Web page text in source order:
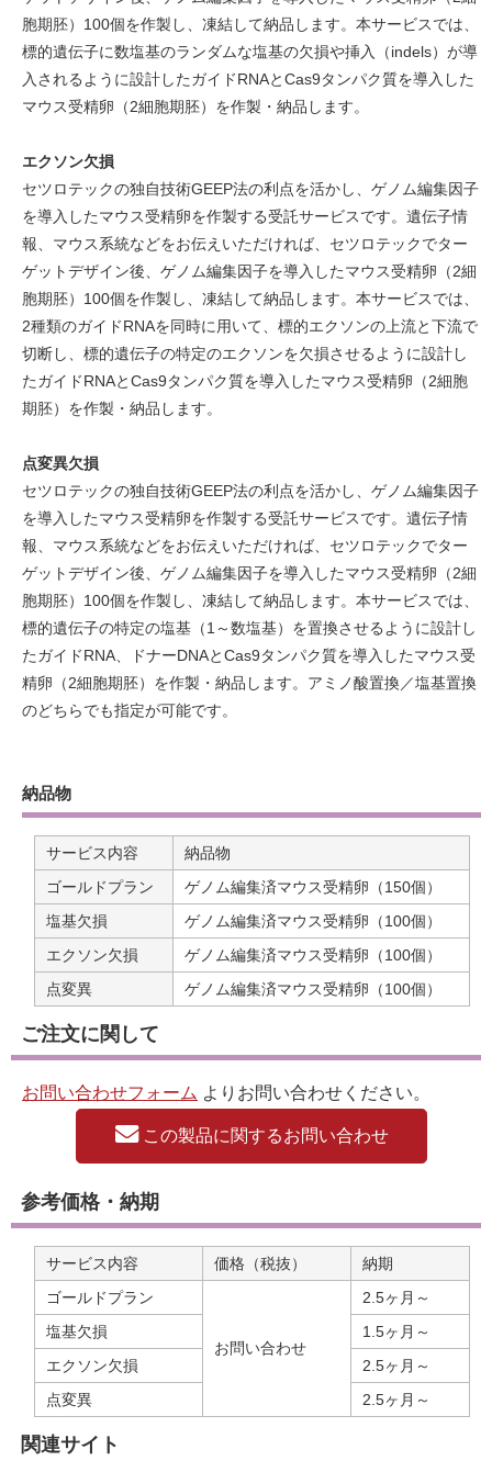
胞期胚）100個を作製し、凍結して納品します。本サービスでは、
標的遺伝子に数塩基のランダムな塩基の欠損や挿入（indels）が導
入されるように設計したガイドRNAとCas9タンパク質を導入した
マウス受精卵（2細胞期胚）を作製・納品します。
エクソン欠損
セツロテックの独自技術GEEP法の利点を活かし、ゲノム編集因子
を導入したマウス受精卵を作製する受託サービスです。遺伝子情
報、マウス系統などをお伝えいただければ、セツロテックでター
ゲットデザイン後、ゲノム編集因子を導入したマウス受精卵（2細
胞期胚）100個を作製し、凍結して納品します。本サービスでは、
2種類のガイドRNAを同時に用いて、標的エクソンの上流と下流で
切断し、標的遺伝子の特定のエクソンを欠損させるように設計し
たガイドRNAとCas9タンパク質を導入したマウス受精卵（2細胞
期胚）を作製・納品します。
点変異欠損
セツロテックの独自技術GEEP法の利点を活かし、ゲノム編集因子
を導入したマウス受精卵を作製する受託サービスです。遺伝子情
報、マウス系統などをお伝えいただければ、セツロテックでター
ゲットデザイン後、ゲノム編集因子を導入したマウス受精卵（2細
胞期胚）100個を作製し、凍結して納品します。本サービスでは、
標的遺伝子の特定の塩基（1～数塩基）を置換させるように設計し
たガイドRNA、ドナーDNAとCas9タンパク質を導入したマウス受
精卵（2細胞期胚）を作製・納品します。アミノ酸置換／塩基置換
のどちらでも指定が可能です。
納品物
サービス内容
納品物
ゴールドプラン
ゲノム編集済マウス受精卵（150個）
塩基欠損
ゲノム編集済マウス受精卵（100個）
エクソン欠損
ゲノム編集済マウス受精卵（100個）
点変異
ゲノム編集済マウス受精卵（100個）
ご注文に関して
お問い合わせフォーム よりお問い合わせください。
この製品に関するお問い合わせ
参考価格・納期
サービス内容 価格（税抜）
納期
ゴールドプラン
お問い合わせ
2.5ヶ月～
塩基欠損
1.5ヶ月～
エクソン欠損
2.5ヶ月～
点変異
2.5ヶ月～
関連サイト